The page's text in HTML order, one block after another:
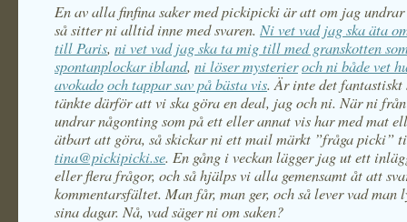
En av alla finfina saker med pickipicki är att om jag
så sitter ni alltid inne med svaren. Ni vet vad jag ska äta
till Paris, ni vet vad jag ska ta mig till med granskotten
spontanplockar ibland, ni löser mysterieroch ni både vet
avokadooch tappar sav på bästa vis. Är inte det fantastiskt
tänkte därför att vi ska göra en deal, jag och ni. När ni
undrar någonting som på ett eller annat vis har med mat
ätbart att göra, så skickar ni ett mail märkt ”fråga picki”
tina@pickipicki.se. En gång i veckan lägger jag ut ett
eller flera frågor, och så hjälps vi alla gemensamt åt att
kommentarsfältet. Man får, man ger, och så lever vad
sina dagar. Nå, vad säger ni om saken?